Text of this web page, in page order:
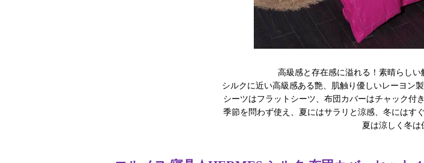
高級感と存在感に溢れる！素晴らしい
シルクに近い高級感ある艶、肌触り優しいレーヨン
シーツはフラットシーツ、布団カバーはチャック付
季節を問わず使え、夏にはサラリと涼感、冬にはす
夏は涼しく冬は